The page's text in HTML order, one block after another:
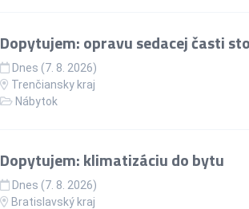
Dopytujem: opravu sedacej časti
Dnes (7. 8. 2026)
Trenčiansky kraj
Nábytok
Dopytujem: klimatizáciu do bytu
Dnes (7. 8. 2026)
Bratislavský kraj